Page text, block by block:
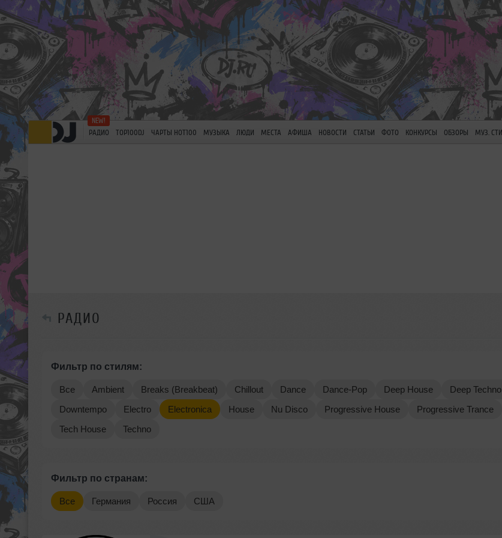
РАДИО TOP100DJ ЧАРТЫ HOT100 МУЗЫКА ЛЮДИ МЕСТА АФИША НОВОСТИ СТАТЬИ ФОТО КОНКУРСЫ ОБЗОРЫ МУЗ.
РАДИО
Фильтр по стилям:
Все Ambient Breaks (Breakbeat) Chillout Dance Dance-Pop Deep House
Deep Techno
Downtempo
Electro Electronica House Nu Disco Progressive House
Progressive Trance
Tech House
Techno
Фильтр по странам:
Все Германия Россия США